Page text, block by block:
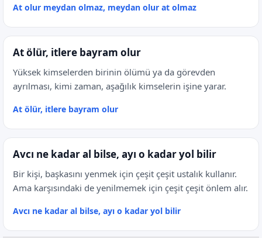
At olur meydan olmaz, meydan olur at olmaz
At ölür, itlere bayram olur
Yüksek kimselerden birinin ölümü ya da görevden
ayrılması, kimi zaman, aşağılık kimselerin işine yarar.
At ölür, itlere bayram olur
Avcı ne kadar al bilse, ayı o kadar yol bilir
Bir kişi, başkasını yenmek için çeşit çeşit ustalık kullanır.
Ama karşısındaki de yenilmemek için çeşit çeşit önlem alır.
Avcı ne kadar al bilse, ayı o kadar yol bilir